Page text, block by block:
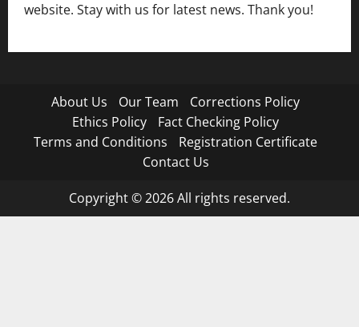
website. Stay with us for latest news. Thank you!
About Us Our Team
Corrections Policy
Ethics Policy
Fact Checking Policy
Terms and Conditions
Registration Certificate
Contact Us
Copyright © 2026 All rights reserved.